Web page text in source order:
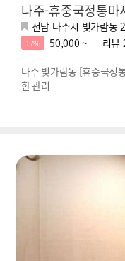
나주-휴중국정통마
전남 나주시 빛가람동
17% 50,000 ~ 리뷰
나주 빛가람동 [휴중국정
한 관리